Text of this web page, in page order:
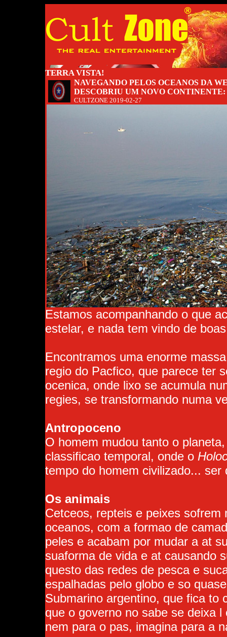
TERRA VISTA!
NAVEGANDO PELOS OCEANOS DA
DESCOBRIU UM NOVO
CULTZONE 2019-02-27
Estamos acompanhando o que
estelar, e nada tem vindo de
Encontramos uma enorme
regio do Pacfico, que parece ter
ocenica, onde lixo se acumula
regies, se transformando numa
Antropoceno
O homem mudou tanto o
classificao temporal, onde o
tempo do homem civilizado... ser
Os animais
Cetceos, repteis e peixes
oceanos, com a formao de
peles e acabam por mudar a at
suaforma de vida e at causando
questo das redes de pesca e
espalhadas pelo globo e so
Submarino argentino, que fica to
que o governo no sabe se deixa
nem para o pas, imagina para a